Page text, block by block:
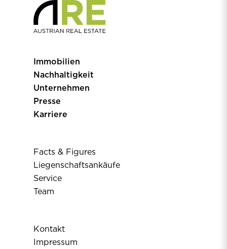
Immobilien
Nachhaltigkeit
Unternehmen
Presse
Karriere
Facts & Figures
Liegenschaftsankäufe
Service
Team
Kontakt
Impressum